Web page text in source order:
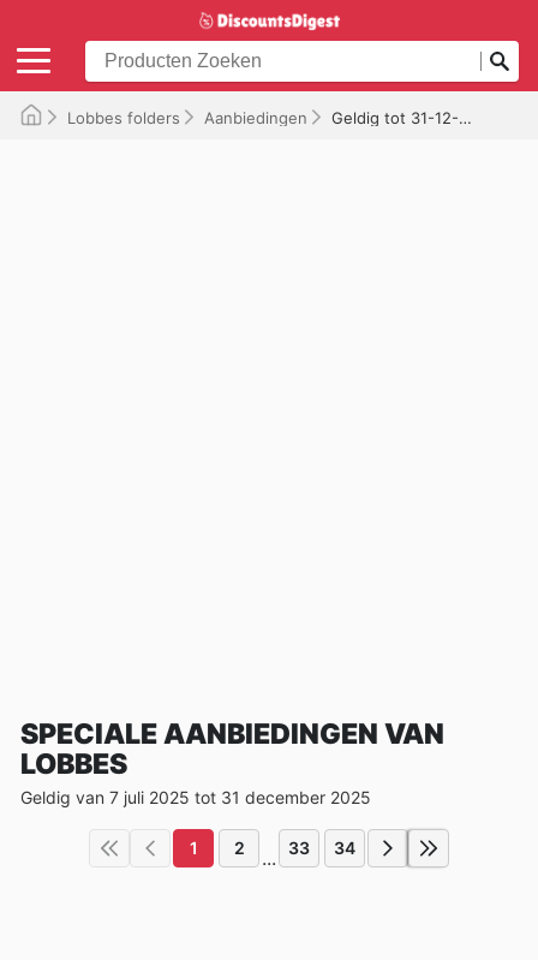
Lobbes folders Aanbiedingen Geldig tot 31-12-2025
SPECIALE AANBIEDINGEN VAN
LOBBES
Geldig van 7 juli 2025 tot 31 december 2025
1 2 ... 33 34